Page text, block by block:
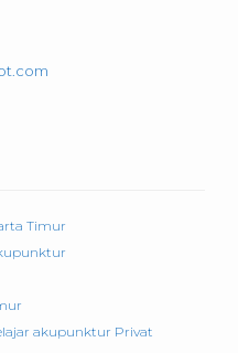
Timur
akupunktur Privat